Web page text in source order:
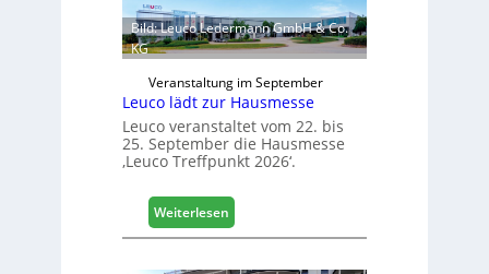
Bild: Leuco Ledermann GmbH & Co.
KG
Veranstaltung im September
Leuco lädt zur Hausmesse
Leuco veranstaltet vom 22. bis
25. September die Hausmesse
‚Leuco Treffpunkt 2026‘.
Weiterlesen:
L